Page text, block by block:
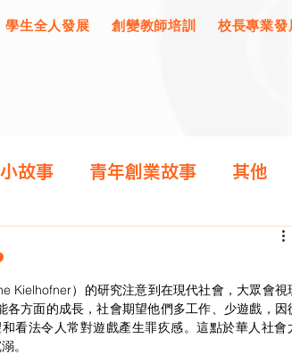
學生全人發展 創變教師培訓 校長專業發
故事 青年創業故事 其他
方面的成長，社會期望他們多工作、少遊戲，因
看法令人常對遊戲產生罪疚感。這點於華人社會
。